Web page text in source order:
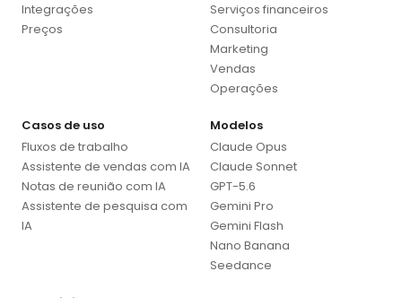
Integrações
Preços
Serviços financeiros
Consultoria
Marketing
Vendas
Operações
Casos de uso
Fluxos de trabalho
Assistente de vendas com IA
Notas de reunião com IA
Assistente de pesquisa com
IA
Modelos
Claude Opus
Claude Sonnet
GPT-5.6
Gemini Pro
Gemini Flash
Nano Banana
Seedance